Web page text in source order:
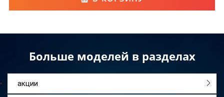
Больше моделей в разделах
акции